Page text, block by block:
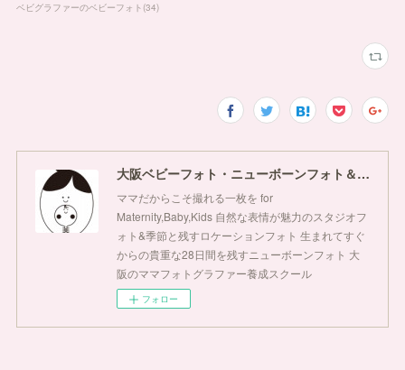
ベビグラファーのベビーフォト (34)
大阪ベビーフォト・ニューボーンフォト＆ママフォトグラファースクールぺぺほっぺ
ママだからこそ撮れる一枚を for
Maternity,Baby,Kids 自然な表情が魅力のスタジオフ
ォト&季節と残すロケーションフォト 生まれてすぐ
からの貴重な28日間を残すニューボーンフォト 大
阪のママフォトグラファー養成スクール
フォロー